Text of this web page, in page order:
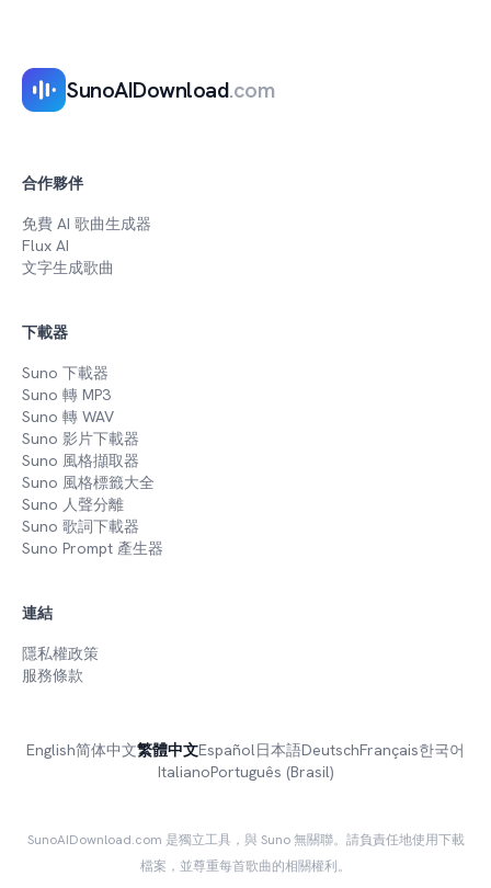
SunoAIDownload.com
合作夥伴
免費 AI 歌曲生成器
Flux AI
文字生成歌曲
下載器
Suno 下載器
Suno 轉 MP3
Suno 轉 WAV
Suno 影片下載器
Suno 風格擷取器
Suno 風格標籤大全
Suno 人聲分離
Suno 歌詞下載器
Suno Prompt 產生器
連結
隱私權政策
服務條款
English简体中文繁體中文Español日本語DeutschFrançais한국어
ItalianoPortuguês (Brasil)
SunoAIDownload.com 是獨立工具，與 Suno 無關聯。請負責任地使用下載
檔案，並尊重每首歌曲的相關權利。